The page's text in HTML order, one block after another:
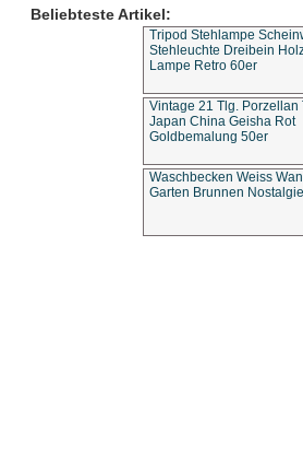
Beliebteste Artikel:
Tripod Stehlampe
Stehleuchte Dreibein
Lampe Retro 60er
Vintage 21 Tlg. Porzellan
Japan China Geisha Rot
Goldbemalung 50er
Waschbecken Weiss
Garten Brunnen Nostalgie